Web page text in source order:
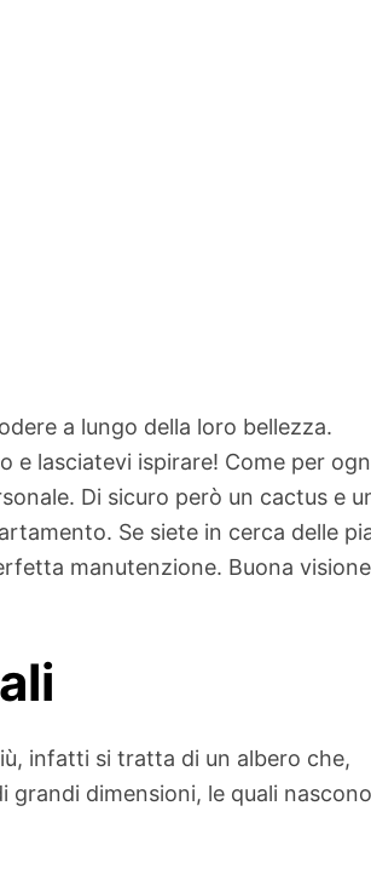
a lungo della loro bellezza.
e lasciatevi ispirare! Come per
Di sicuro però un cactus e
Se siete in cerca delle
manutenzione. Buona
infatti si tratta di un albero che,
dimensioni, le quali nascono